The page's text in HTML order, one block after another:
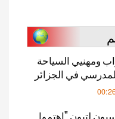
ومهنيي السياحة
في الجزائر
لتبون "اهتموا